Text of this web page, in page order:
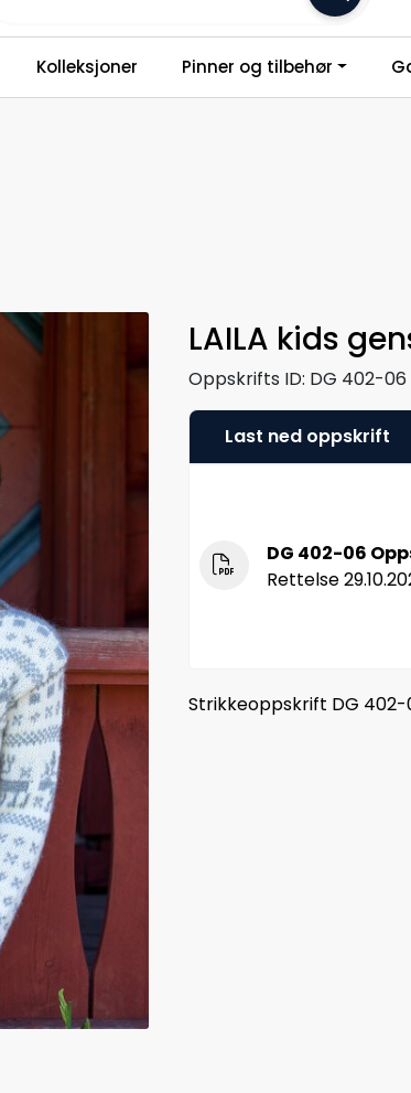
Kolleksjoner Pinner og tilbehør
LAILA kids
Oppskrifts ID: DG 402-06
Last ned oppskrift
DG 402-06
Rettelse
Strikkeoppskrift DG 402-